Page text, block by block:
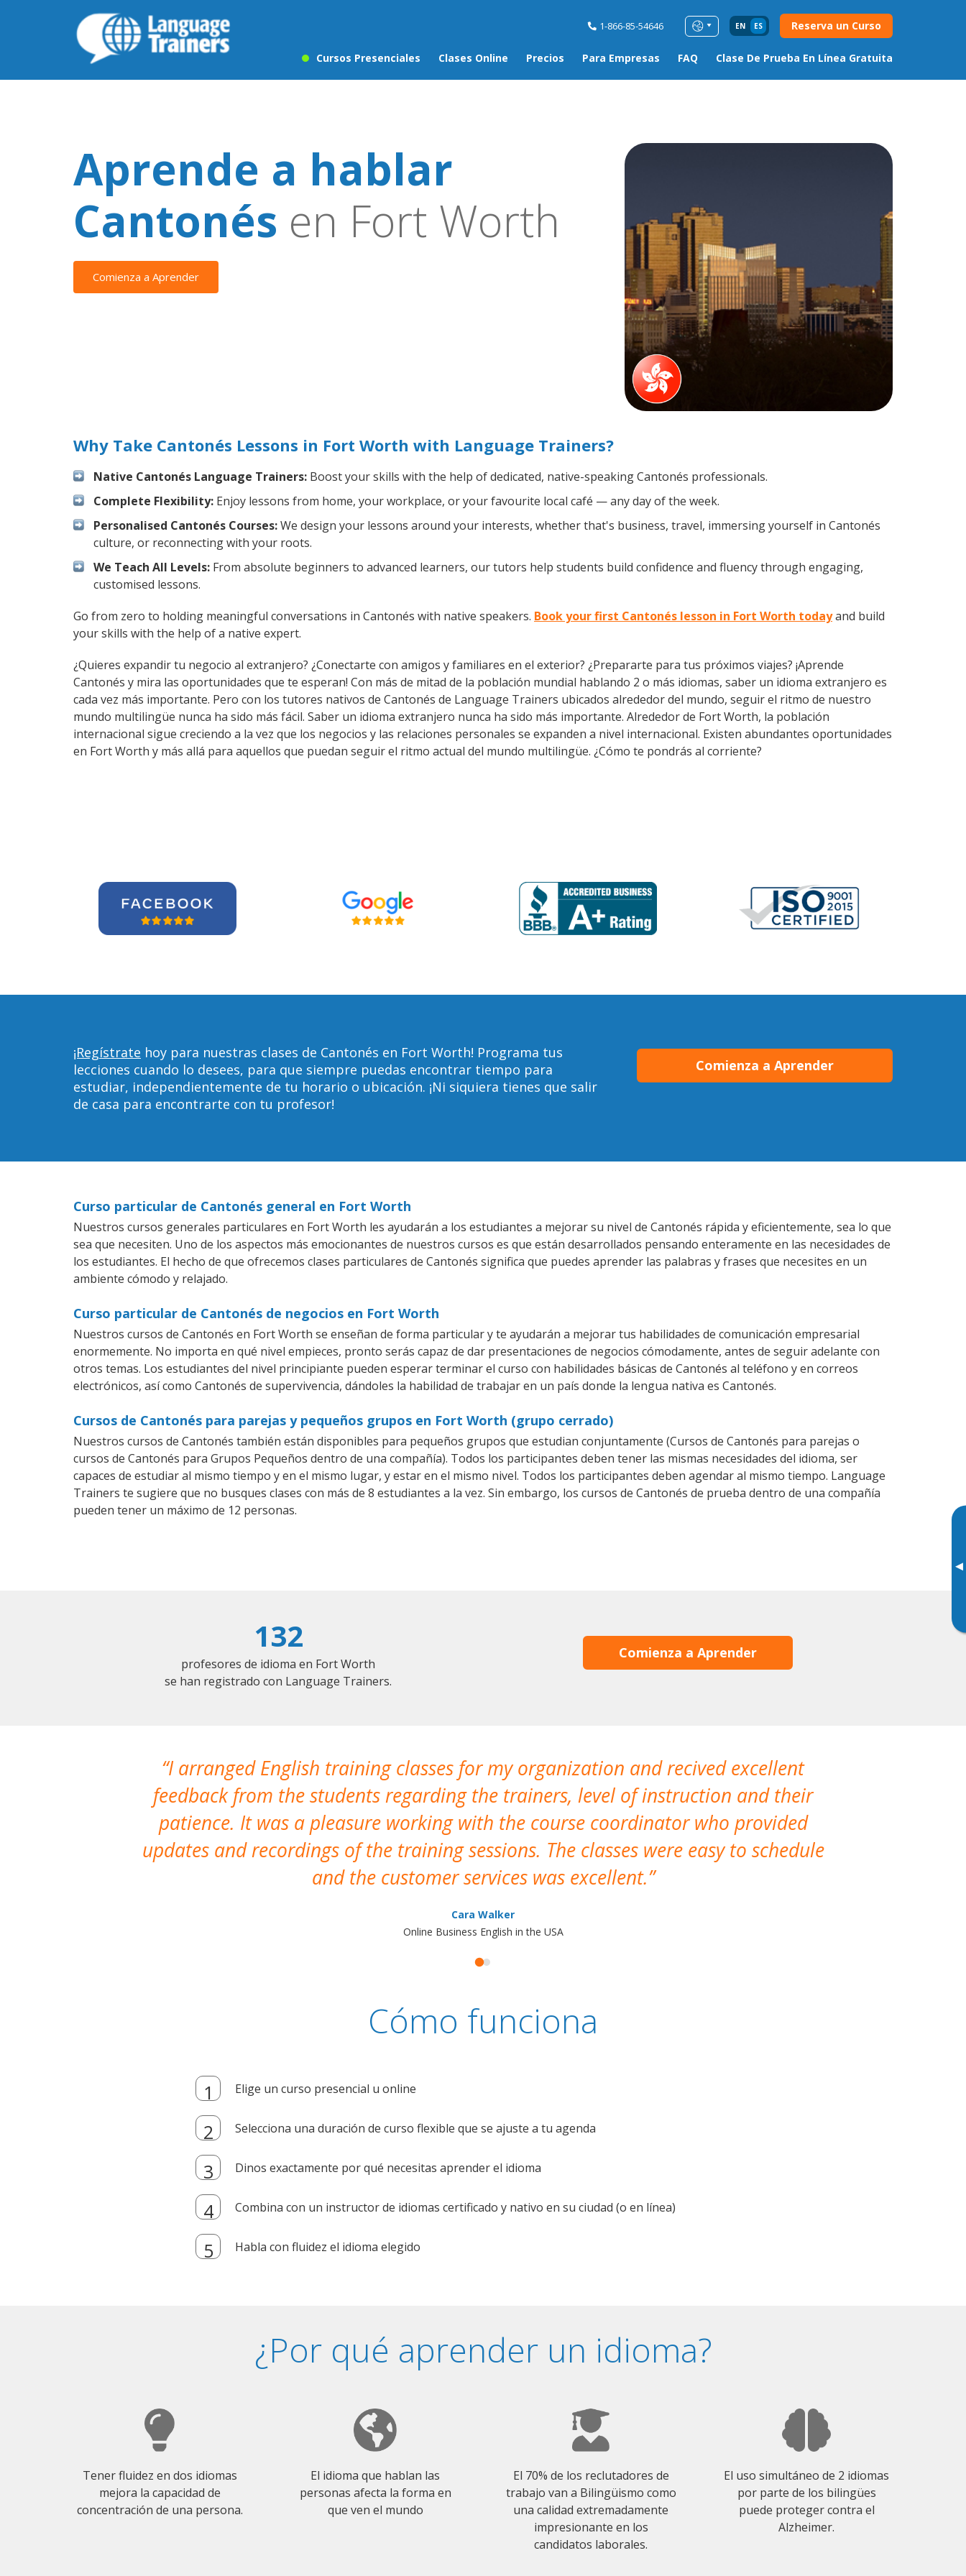
1-866-85-54646 EN ES Reserva un Curso
Cursos Presenciales Clases Online Precios Para Empresas FAQ Clase De Prueba En Línea Gratuita
▸
Aprende a hablar
Cantonés en Fort Worth
Comienza a Aprender
Why Take Cantonés Lessons in Fort Worth with Language Trainers?
Native Cantonés Language Trainers: Boost your skills with the help of dedicated, native-speaking Cantonés professionals.
Complete Flexibility: Enjoy lessons from home, your workplace, or your favourite local café — any day of the week.
Personalised Cantonés Courses:We design your lessons around your interests, whether that's business, travel, immersing yourself in Cantonés
culture, or reconnecting with your roots.
We Teach All Levels: From absolute beginners to advanced learners, our tutors help students build confidence and fluency through engaging,
customised lessons.
Go from zero to holding meaningful conversations in Cantonés with native speakers. Book your first Cantonés lesson in Fort Worth todayand build
your skills with the help of a native expert.
¿Quieres expandir tu negocio al extranjero? ¿Conectarte con amigos y familiares en el exterior? ¿Prepararte para tus próximos viajes? ¡Aprende
Cantonés y mira las oportunidades que te esperan! Con más de mitad de la población mundial hablando 2 o más idiomas, saber un idioma extranjero es
cada vez más importante. Pero con los tutores nativos de Cantonés de Language Trainers ubicados alrededor del mundo, seguir el ritmo de nuestro
mundo multilingüe nunca ha sido más fácil. Saber un idioma extranjero nunca ha sido más importante. Alrededor de Fort Worth, la población
internacional sigue creciendo a la vez que los negocios y las relaciones personales se expanden a nivel internacional. Existen abundantes oportunidades
en Fort Worth y más allá para aquellos que puedan seguir el ritmo actual del mundo multilingüe. ¿Cómo te pondrás al corriente?
¡Regístrate hoy para nuestras clases de Cantonés en Fort Worth! Programa tus
lecciones cuando lo desees, para que siempre puedas encontrar tiempo para
estudiar, independientemente de tu horario o ubicación. ¡Ni siquiera tienes que salir
de casa para encontrarte con tu profesor!
Comienza a Aprender
Curso particular de Cantonés general en Fort Worth
Nuestros cursos generales particulares en Fort Worth les ayudarán a los estudiantes a mejorar su nivel de Cantonés rápida y eficientemente, sea lo que
sea que necesiten. Uno de los aspectos más emocionantes de nuestros cursos es que están desarrollados pensando enteramente en las necesidades de
los estudiantes. El hecho de que ofrecemos clases particulares de Cantonés significa que puedes aprender las palabras y frases que necesites en un
ambiente cómodo y relajado.
Curso particular de Cantonés de negocios en Fort Worth
Nuestros cursos de Cantonés en Fort Worth se enseñan de forma particular y te ayudarán a mejorar tus habilidades de comunicación empresarial
enormemente. No importa en qué nivel empieces, pronto serás capaz de dar presentaciones de negocios cómodamente, antes de seguir adelante con
otros temas. Los estudiantes del nivel principiante pueden esperar terminar el curso con habilidades básicas de Cantonés al teléfono y en correos
electrónicos, así como Cantonés de supervivencia, dándoles la habilidad de trabajar en un país donde la lengua nativa es Cantonés.
Cursos de Cantonés para parejas y pequeños grupos en Fort Worth (grupo cerrado)
Nuestros cursos de Cantonés también están disponibles para pequeños grupos que estudian conjuntamente (Cursos de Cantonés para parejas o
cursos de Cantonés para Grupos Pequeños dentro de una compañía). Todos los participantes deben tener las mismas necesidades del idioma, ser
capaces de estudiar al mismo tiempo y en el mismo lugar, y estar en el mismo nivel. Todos los participantes deben agendar al mismo tiempo. Language
Trainers te sugiere que no busques clases con más de 8 estudiantes a la vez. Sin embargo, los cursos de Cantonés de prueba dentro de una compañía
pueden tener un máximo de 12 personas.
132
profesores de idioma en Fort Worth
se han registrado con Language Trainers.
Comienza a Aprender
I arranged English training classes for my organization and recived excellent
feedback from the students regarding the trainers, level of instruction and their
patience. It was a pleasure working with the course coordinator who provided
updates and recordings of the training sessions. The classes were easy to schedule
and the customer services was excellent.
Cara Walker
Online Business English in the USA
Cómo funciona
Elige un curso presencial u online
Selecciona una duración de curso flexible que se ajuste a tu agenda
Dinos exactamente por qué necesitas aprender el idioma
Combina con un instructor de idiomas certificado y nativo en su ciudad (o en línea)
Habla con fluidez el idioma elegido
¿Por qué aprender un idioma?
Tener fluidez en dos idiomas
mejora la capacidad de
concentración de una persona.
El idioma que hablan las
personas afecta la forma en
que ven el mundo
El 70% de los reclutadores de
trabajo van a Bilingüismo como
una calidad extremadamente
impresionante en los
candidatos laborales.
El uso simultáneo de 2 idiomas
por parte de los bilingües
puede proteger contra el
Alzheimer.